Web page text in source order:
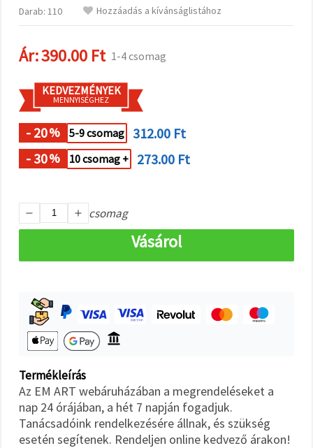
kattintva
Beállításokban
preferenciáit
az adott
típusú sütik
kiválasztásával
"Mentés"
gombra
kattintva.
Fogadja
Beállítások
Darab: 110
Hozzáadás a kívánságlistához
Ár:390.00 Ft 1-4 csomag
KEDVEZMÉNYEK
MENNYISÉGHEZ
- 20% 5-9 csomag
312.00 Ft
- 30% 10 csomag + 273.00 Ft
csomag
Vásárol
Termékleírás
Az EM ART webáruházában a megrendeléseket a
nap 24 órájában, a hét 7 napján fogadjuk.
Tanácsadóink rendelkezésére állnak, és szükség
esetén segítenek. Rendeljen online kedvező árakon!